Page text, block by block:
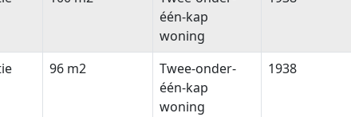
één-kap
woning
96 m2
Twee-onder-
één-kap
woning
1938